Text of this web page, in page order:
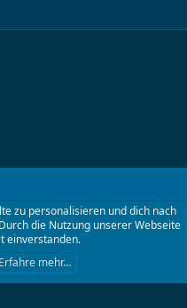
XenForo Ltd.
zu personalisieren und dich nach
die Nutzung unserer Webseite
einverstanden.
Erfahre mehr…